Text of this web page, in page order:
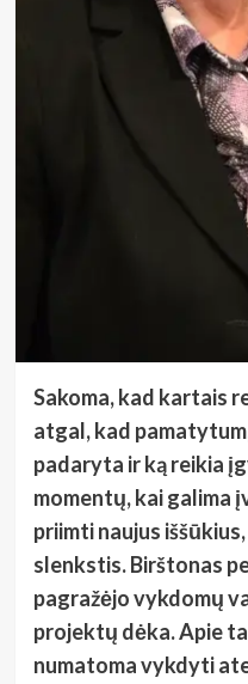
Sakoma, kad kartais
atgal, kad
padaryta ir ką reikia
momentų, kai galima
priimti naujus
slenkstis. Birštonas
pagražėjo vykdomų
projektų dėka. Apie
numatoma vykdyti